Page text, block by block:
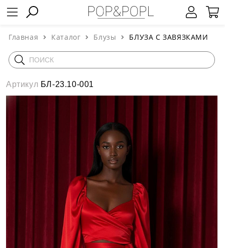
Главная Каталог Блузы БЛУЗА С ЗАВЯЗКАМИ
Артикул БЛ-23.10-001